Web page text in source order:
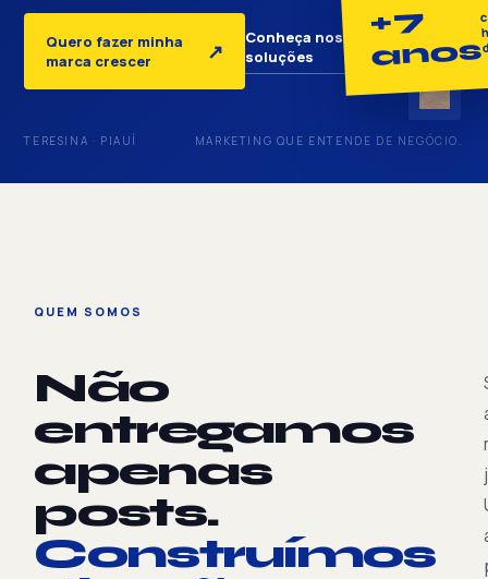
Quero fazer minha
marca crescer
↗
Conheça nossas
soluções
↓
+7
anos
TERESINA · PIAUÍ MARKETING QUE ENTENDE DE NEGÓCIO.
QUEM SOMOS
Não
entregamos
apenas
posts.
Construímos